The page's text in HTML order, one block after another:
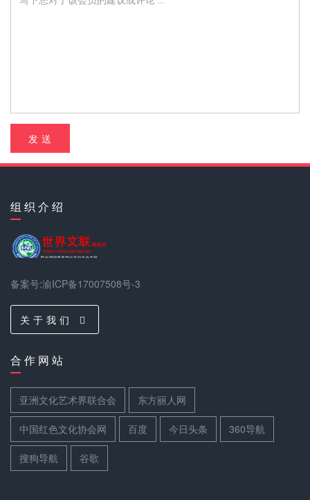
发 送
组 织 介 绍
备案号:渝ICP备17007508号-3
关 于 我 们
合 作 网 站
亚洲文化艺术界联合会 东方丽人网
中国红色文化协会网 百度 今日头条 360导航
搜狗导航 谷歌